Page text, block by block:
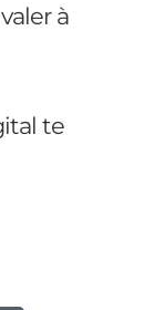
à
te